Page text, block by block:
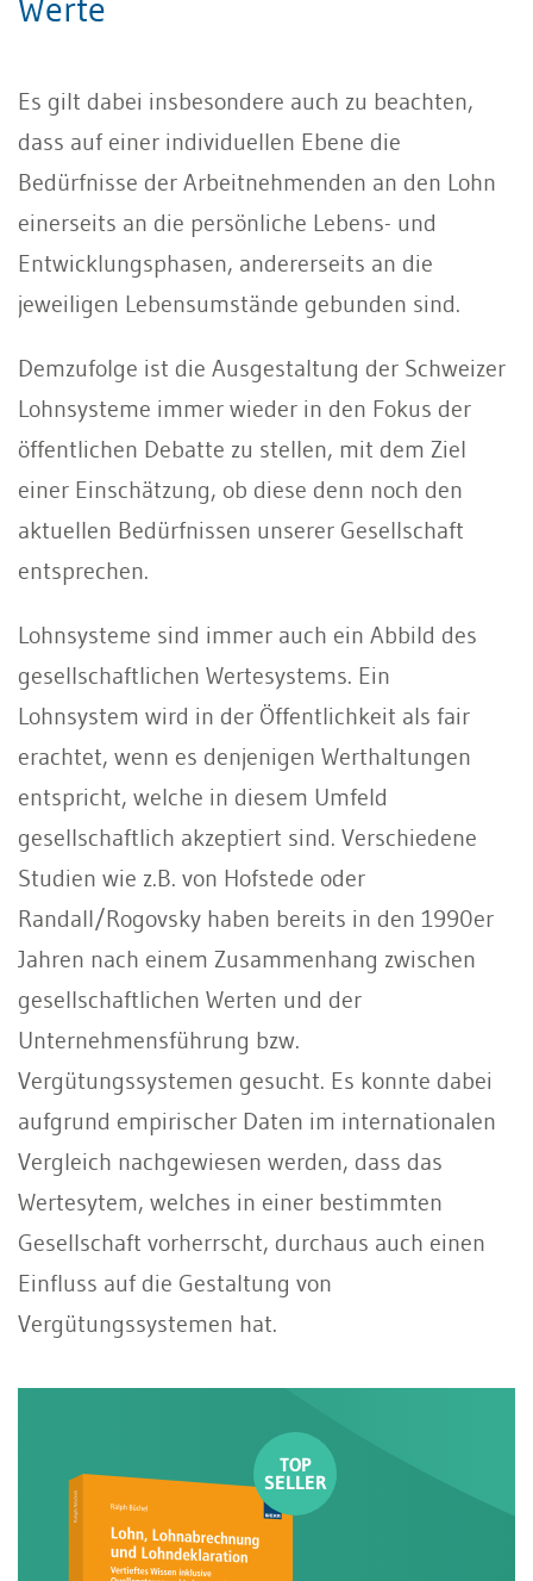
Es gilt dabei insbesondere auch zu beachten,
dass auf einer individuellen Ebene die
Bedürfnisse der Arbeitnehmenden an den Lohn
einerseits an die persönliche Lebens- und
Entwicklungsphasen, andererseits an die
jeweiligen Lebensumstände gebunden sind.
Demzufolge ist die Ausgestaltung der Schweizer
Lohnsysteme immer wieder in den Fokus der
öffentlichen Debatte zu stellen, mit dem Ziel
einer Einschätzung, ob diese denn noch den
aktuellen Bedürfnissen unserer Gesellschaft
entsprechen.
Lohnsysteme sind immer auch ein Abbild des
gesellschaftlichen Wertesystems. Ein
Lohnsystem wird in der Öffentlichkeit als fair
erachtet, wenn es denjenigen Werthaltungen
entspricht, welche in diesem Umfeld
gesellschaftlich akzeptiert sind. Verschiedene
Studien wie z.B. von Hofstede oder
Randall/Rogovsky haben bereits in den 1990er
Jahren nach einem Zusammenhang zwischen
gesellschaftlichen Werten und der
Unternehmensführung bzw.
Vergütungssystemen gesucht. Es konnte dabei
aufgrund empirischer Daten im internationalen
Vergleich nachgewiesen werden, dass das
Wertesytem, welches in einer bestimmten
Gesellschaft vorherrscht, durchaus auch einen
Einfluss auf die Gestaltung von
Vergütungssystemen hat.